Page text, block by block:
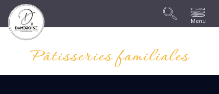
Menu
Pâtisseries familiales